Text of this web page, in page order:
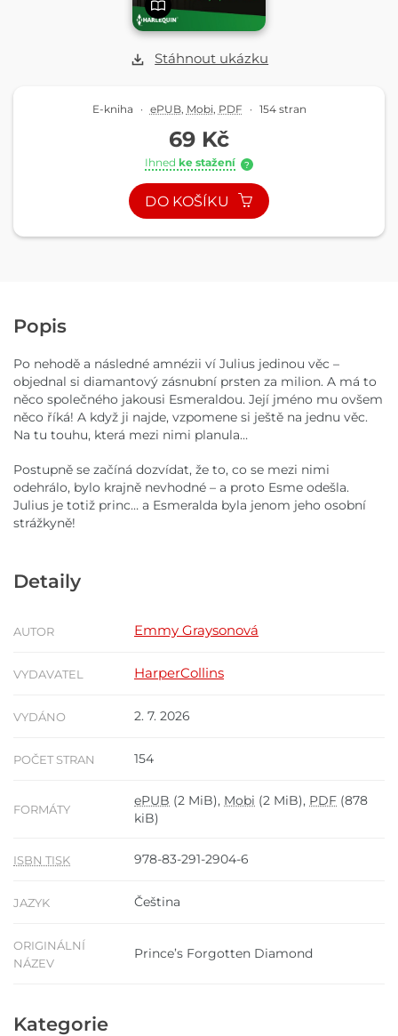
Stáhnout ukázku
E-kniha · ePUB, Mobi PDF · 154 stran
69 Kč
Ihned ke stažení ?
DO KOŠÍKU
Popis
Po nehodě a následné amnézii ví Julius jedinou věc –
objednal si diamantový zásnubní prsten za milion. A má to
něco společného jakousi Esmeraldou. Její jméno mu ovšem
něco říká! A když ji najde, vzpomene si ještě na jednu věc.
Na tu touhu, která mezi nimi planula…
Postupně se začíná dozvídat, že to, co se mezi nimi
odehrálo, bylo krajně nevhodné – a proto Esme odešla.
Julius je totiž princ… a Esmeralda byla jenom jeho osobní
strážkyně!
Detaily
AUTOR Emmy Graysonová
VYDAVATEL HarperCollins
VYDÁNO 2. 7. 2026
POČET STRAN 154
FORMÁTY
ePUB (2 MiB), Mobi (2 MiB), PDF (878
kiB)
ISBN TISK 978-83-291-2904-6
JAZYK Čeština
ORIGINÁLNÍ
NÁZEV
Prince’s Forgotten Diamond
Kategorie